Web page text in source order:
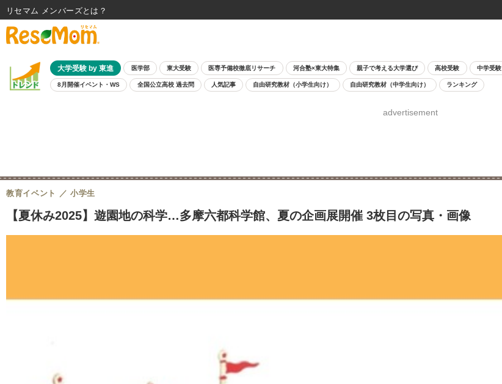
大学受験 by 東進 医学部 東大受験 医専予備校徹底リサーチ 河合塾×東大特集 親子で考える大学選び 高校受験 中学受験
8月開催イベント・WS 全国公立高校 過去問 人気記事 自由研究教材（小学生向け） 自由研究教材（中学生向け） ランキング
advertisement
【夏休み2025】遊園地の科学…多摩六都科学館、夏の企画展開催 3枚目の写真・画像
教育イベント 小学生
リセマム メンバーズ